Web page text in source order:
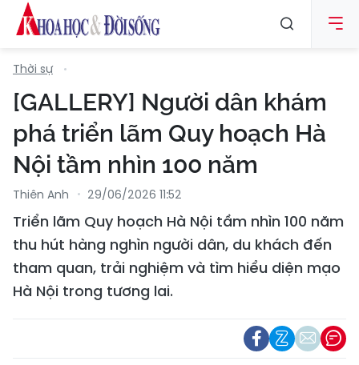
Thời sự
[GALLERY] Người dân khám
phá triển lãm Quy hoạch Hà
Nội tầm nhìn 100 năm
Thiên Anh 29/06/2026 11:52
Triển lãm Quy hoạch Hà Nội tầm nhìn 100 năm
thu hút hàng nghìn người dân, du khách đến
tham quan, trải nghiệm và tìm hiểu diện mạo
Hà Nội trong tương lai.